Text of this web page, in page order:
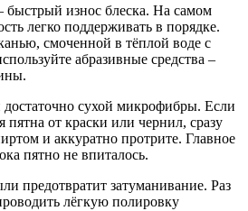
быстрый износ блеска. На самом
легко поддерживать в порядке.
смоченной в тёплой воде с
абразивные средства –
сухой микрофибры. Если
пятна от краски или чернил, сразу
и аккуратно протрите. Главное
пятно не впиталось.
предотвратит затуманивание. Раз
лёгкую полировку